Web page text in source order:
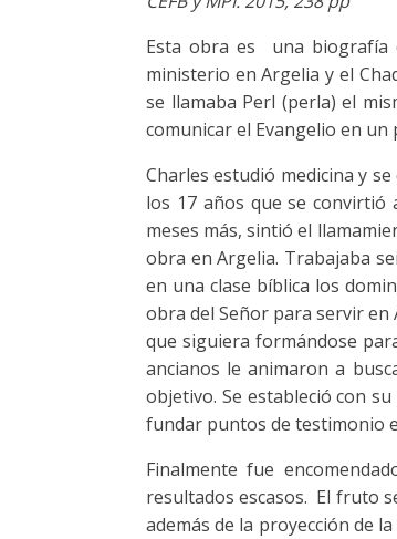
Esta obra es una biografía
ministerio en Argelia y el
se llamaba Perl (perla) el
comunicar el Evangelio en
Charles estudió medicina y
los 17 años que se convirtió
meses más, sintió el
obra en Argelia. Trabajaba
en una clase bíblica los
obra del Señor para servir
que siguiera formándose
ancianos le animaron a
objetivo. Se estableció con
fundar puntos de testimonio
Finalmente fue
resultados escasos. El fruto
además de la proyección de